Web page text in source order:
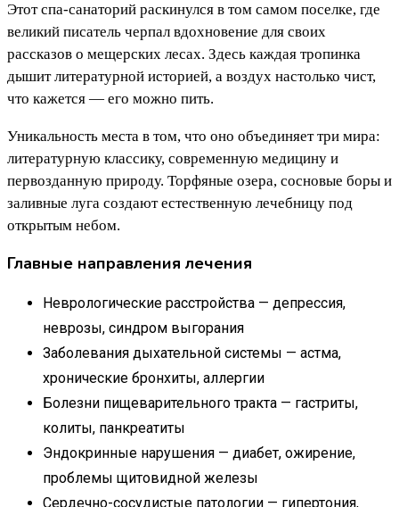
Этот спа-санаторий раскинулся в том самом поселке, где
великий писатель черпал вдохновение для своих
рассказов о мещерских лесах. Здесь каждая тропинка
дышит литературной историей, а воздух настолько чист,
что кажется — его можно пить.
Уникальность места в том, что оно объединяет три мира:
литературную классику, современную медицину и
первозданную природу. Торфяные озера, сосновые боры и
заливные луга создают естественную лечебницу под
открытым небом.
Главные направления лечения
Неврологические расстройства — депрессия,
неврозы, синдром выгорания
Заболевания дыхательной системы — астма,
хронические бронхиты, аллергии
Болезни пищеварительного тракта — гастриты,
колиты, панкреатиты
Эндокринные нарушения — диабет, ожирение,
проблемы щитовидной железы
Сердечно-сосудистые патологии — гипертония,